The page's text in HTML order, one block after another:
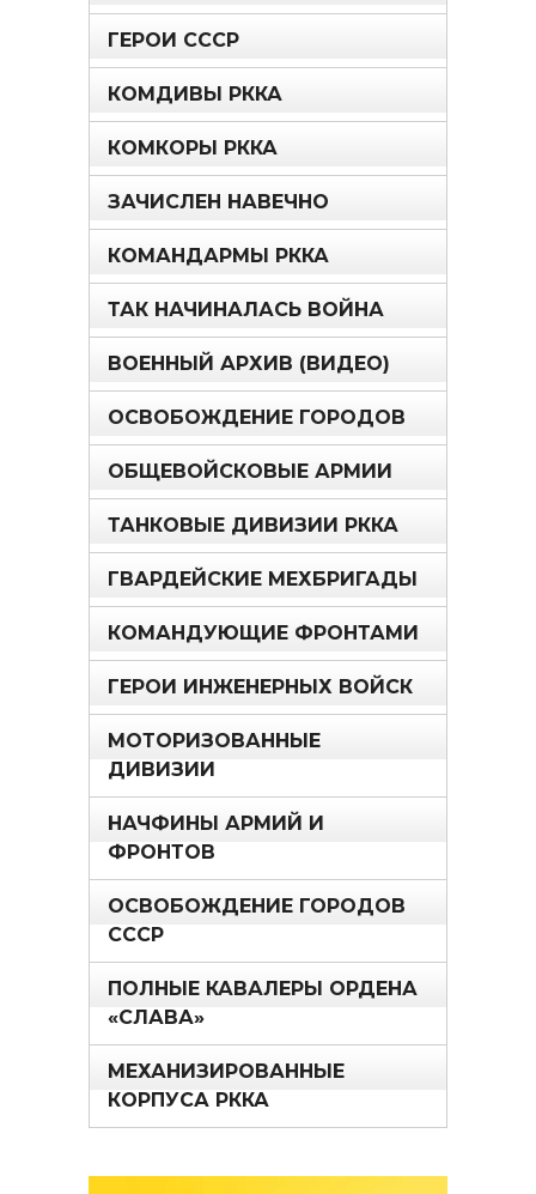
ГЕРОИ СССР
КОМДИВЫ РККА
КОМКОРЫ РККА
ЗАЧИСЛЕН НАВЕЧНО
КОМАНДАРМЫ РККА
ТАК НАЧИНАЛАСЬ ВОЙНА
ВОЕННЫЙ АРХИВ (ВИДЕО)
ОСВОБОЖДЕНИЕ ГОРОДОВ
ОБЩЕВОЙСКОВЫЕ АРМИИ
ТАНКОВЫЕ ДИВИЗИИ РККА
ГВАРДЕЙСКИЕ МЕХБРИГАДЫ
КОМАНДУЮЩИЕ ФРОНТАМИ
ГЕРОИ ИНЖЕНЕРНЫХ ВОЙСК
МОТОРИЗОВАННЫЕ
ДИВИЗИИ
НАЧФИНЫ АРМИЙ И
ФРОНТОВ
ОСВОБОЖДЕНИЕ ГОРОДОВ
СССР
ПОЛНЫЕ КАВАЛЕРЫ ОРДЕНА
«СЛАВА»
МЕХАНИЗИРОВАННЫЕ
КОРПУСА РККА